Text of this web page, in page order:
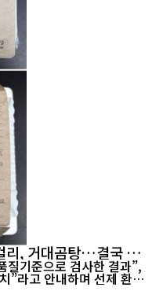
리, 거대곰탕…결국 대
질기준으로 검사한 결과”,
”라고 안내하며 선제 환불
부적합으로 식품의약품안